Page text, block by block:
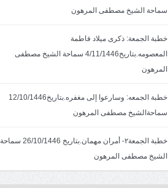
سماحة الشيخ مصطفى المرهون
خطبة الجمعة: ذكرى ميلاد فاطمة
المعصومه.بتاريخ4/11/1446 سماحة الشيخ مصطفى
المرهون
خطبة الجمعه: وسارعوا إلى مغفره.بتاريخ12/10/1446
سماحةالشيخ مصطفى المرهون
خطبة الجمعة٢- أمران مهمان.بتاريخ 26/10/1446 سماحة
الشيخ مصطفى المرهون